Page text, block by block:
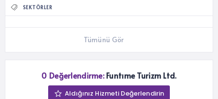
SEKTÖRLER
Tümünü Gör
0 Değerlendirme:Funtıme Turizm Ltd.
Aldığınız Hizmeti Değerlendirin